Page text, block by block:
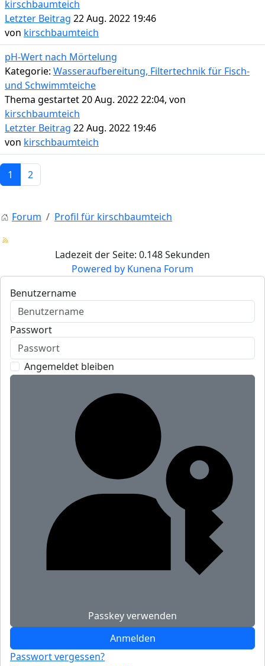
kirschbaumteich
Letzter Beitrag 22 Aug. 2022 19:46
von kirschbaumteich
pH-Wert nach Mörtelung
Kategorie: Wasseraufbereitung, Filtertechnik für Fisch-
und Schwimmteiche
Thema gestartet 20 Aug. 2022 22:04, von
kirschbaumteich
Letzter Beitrag 22 Aug. 2022 19:46
von kirschbaumteich
1 2
Forum Profil für kirschbaumteich
Ladezeit der Seite: 0.148 Sekunden
Powered by Kunena Forum
Benutzername
Passwort
Angemeldet bleiben
Passkey verwenden
Anmelden
Passwort vergessen?